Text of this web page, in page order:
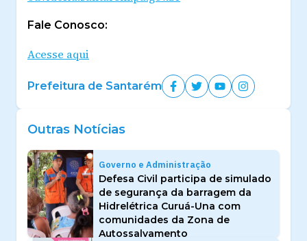
Fale Conosco:
Acesse aqui
Prefeitura de Santarém
Outras Notícias
Governo e Administração
Defesa Civil participa de simulado
de segurança da barragem da
Hidrelétrica Curuá-Una com
comunidades da Zona de
Autossalvamento